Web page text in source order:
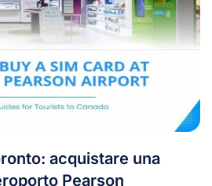
acquistare una
Pearson